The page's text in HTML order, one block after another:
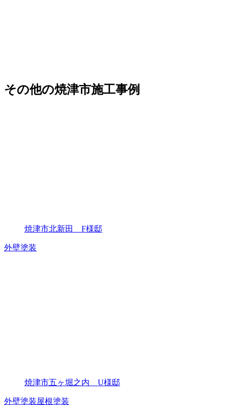
その他の焼津市施工事例
焼津市北新田 F様邸
外壁塗装
焼津市五ヶ堀之内 U様邸
外壁塗装屋根塗装